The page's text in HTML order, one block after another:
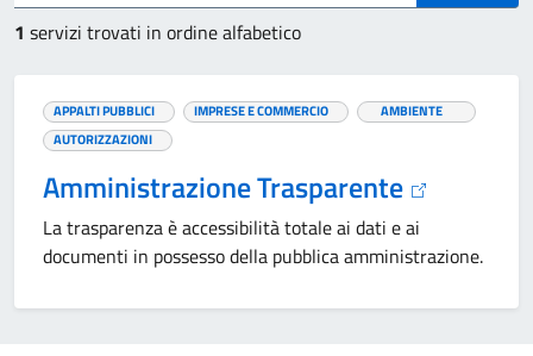
1 servizi trovati in ordine alfabetico
APPALTI PUBBLICI IMPRESE E COMMERCIO
AMBIENTE
AUTORIZZAZIONI
Amministrazione Trasparente
La trasparenza è accessibilità totale ai dati e ai
documenti in possesso della pubblica amministrazione.